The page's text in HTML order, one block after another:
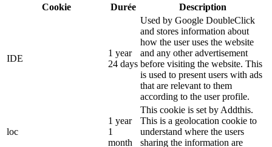
Cookie
Durée Description
IDE
1 year
24 days
Used by Google DoubleClick
and stores information about
how the user uses the website
and any other advertisement
before visiting the website. This
is used to present users with ads
that are relevant to them
according to the user profile.
loc
1 year
1
month
This cookie is set by Addthis.
This is a geolocation cookie to
understand where the users
sharing the information are